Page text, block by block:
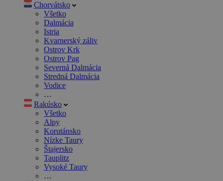
Chorvátsko
Všetko
Dalmácia
Istria
Kvarnerský záliv
Ostrov Krk
Ostrov Pag
Severná Dalmácia
Stredná Dalmácia
Vodice
…
Rakúsko
Všetko
Alpy
Korutánsko
Nízke Taury
Štajersko
Tauplitz
Vysoké Taury
…